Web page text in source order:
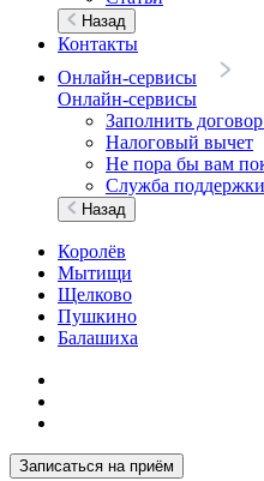
Назад
Контакты
Онлайн-сервисы
Онлайн-сервисы
Заполнить
Налоговый вычет
Не пора бы вам
Служба
Назад
Королёв
Мытищи
Щелково
Пушкино
Балашиха
Записаться на приём